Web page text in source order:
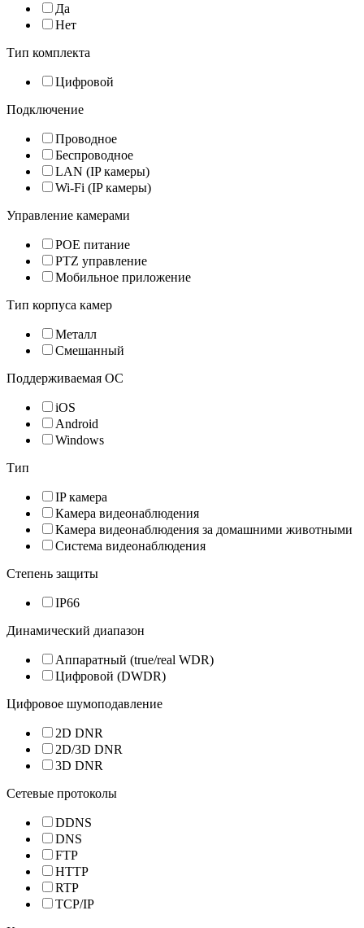
Да
Нет
Тип комплекта
Цифровой
Подключение
Проводное
Беспроводное
LAN (IP камеры)
Wi-Fi (IP камеры)
Управление камерами
POE питание
PTZ управление
Мобильное приложение
Тип корпуса камер
Металл
Смешанный
Поддерживаемая ОС
iOS
Android
Windows
Тип
IP камера
Камера видеонаблюдения
Камера видеонаблюдения за домашними животными
Система видеонаблюдения
Степень защиты
IP66
Динамический диапазон
Аппаратный (true/real WDR)
Цифровой (DWDR)
Цифровое шумоподавление
2D DNR
2D/3D DNR
3D DNR
Сетевые протоколы
DDNS
DNS
FTP
HTTP
RTP
TCP/IP